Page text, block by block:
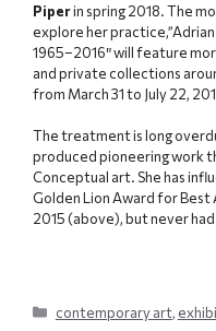
Piperin spring 2018. The
explore her
1965–2016″ will feature
and private collections
from March 31 to July 22,
The treatment is long
produced pioneering work
Conceptual art. She has
Golden Lion Award for
2015 (above), but never
Categories
contemporary art,